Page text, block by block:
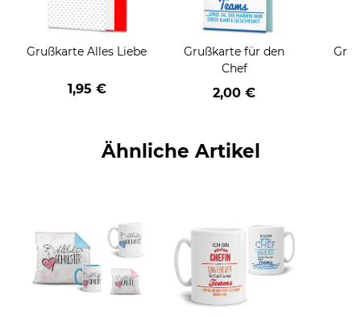
Grußkarte Alles Liebe
1,95 €
Grußkarte für den
Chef
2,00 €
Ähnliche Artikel